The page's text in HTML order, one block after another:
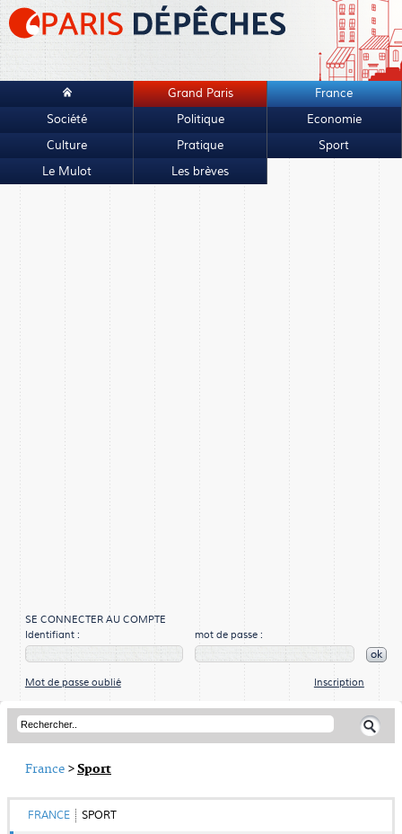
Grand Paris
France
Société
Politique
Economie
Culture
Pratique
Sport
Le Mulot
Les brèves
SE CONNECTER AU COMPTE
Identifiant :
mot de passe :
ok
Mot de passe oublié Inscription
France >Sport
FRANCE SPORT